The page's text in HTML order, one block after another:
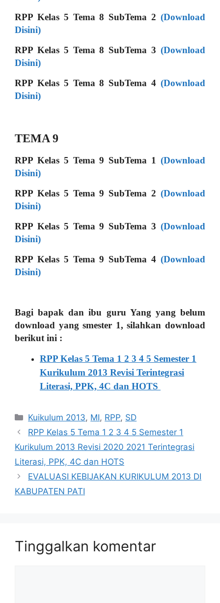
RPP Kelas 5 Tema 8 SubTema 2 (Download
Disini)
RPP Kelas 5 Tema 8 SubTema 3 (Download
Disini)
RPP Kelas 5 Tema 8 SubTema 4 (Download
Disini)
TEMA 9
RPP Kelas 5 Tema 9 SubTema 1 (Download
Disini)
RPP Kelas 5 Tema 9 SubTema 2 (Download
Disini)
RPP Kelas 5 Tema 9 SubTema 3 (Download
Disini)
RPP Kelas 5 Tema 9 SubTema 4 (Download
Disini)
Bagi bapak dan ibu guru Yang yang belum
download yang smester 1, silahkan download
berikut ini :
RPP Kelas 5 Tema 1 2 3 4 5 Semester 1
Kurikulum 2013 Revisi Terintegrasi
Literasi, PPK, 4C dan HOTS
Kategori
Kuikulum 2013, MI, RPP, SD
RPP Kelas 5 Tema 1 2 3 4 5 Semester 1
Kurikulum 2013 Revisi 2020 2021 Terintegrasi
Literasi, PPK, 4C dan HOTS
EVALUASI KEBIJAKAN KURIKULUM 2013 DI
KABUPATEN PATI
Tinggalkan komentar